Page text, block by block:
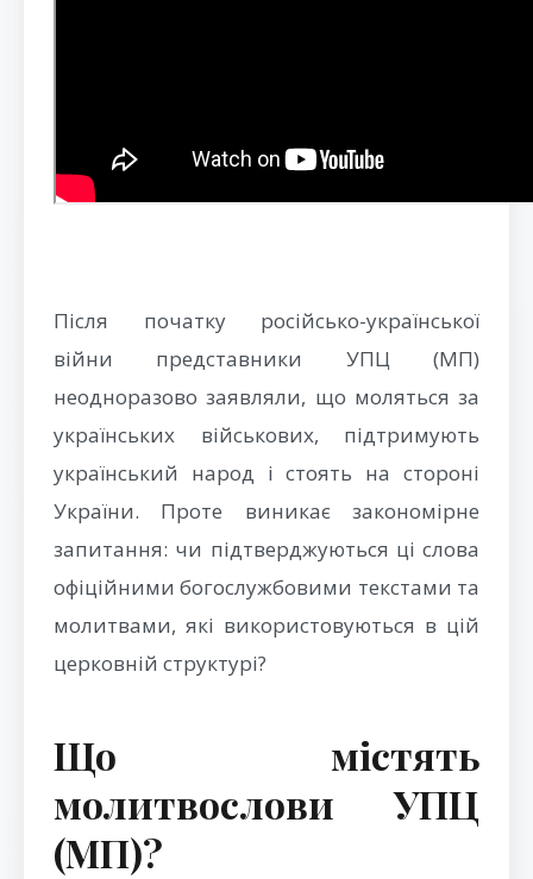
Після початку російсько-української
війни представники УПЦ (МП)
неодноразово заявляли, що моляться за
українських військових, підтримують
український народ і стоять на стороні
України. Проте виникає закономірне
запитання: чи підтверджуються ці слова
офіційними богослужбовими текстами та
молитвами, які використовуються в цій
церковній структурі?
Що містять
молитвослови УПЦ
(МП)?